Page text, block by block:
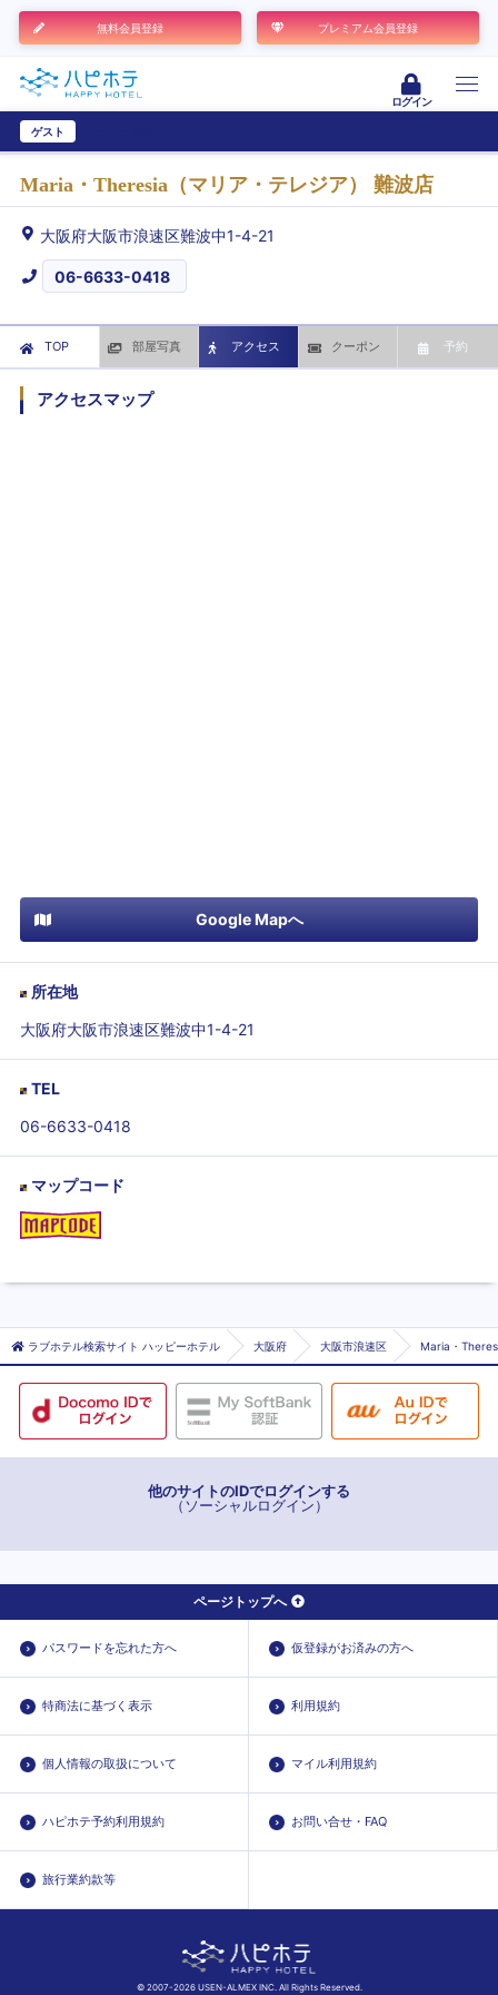
無料会員登録 プレミアム会員登録
ログイン
ゲスト
Maria・Theresia（マリア・テレジア） 難波店
大阪府大阪市浪速区難波中1-4-21
06-6633-0418
TOP 部屋写真 アクセス クーポン 予約
アクセスマップ
Google Mapへ
所在地
大阪府大阪市浪速区難波中1-4-21
TEL
06-6633-0418
マップコード
ラブホテル検索サイト ハッピーホテル 大阪府 大阪市浪速区 Maria・
他のサイトのIDでログインする
（ソーシャルログイン）
ページトップへ
パスワードを忘れた方へ 仮登録がお済みの方へ
特商法に基づく表示 利用規約
個人情報の取扱について マイル利用規約
ハピホテ予約利用規約 お問い合せ・FAQ
旅行業約款等
© 2007-2026 USEN-ALMEX INC. All Rights Reserved.